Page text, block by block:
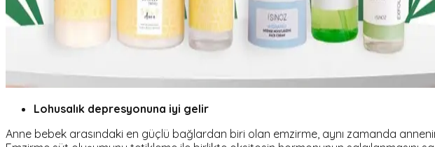
Lohusalık depresyonuna iyi gelir
Anne bebek arasındaki en güçlü bağlardan biri olan emzirme, aynı zamanda